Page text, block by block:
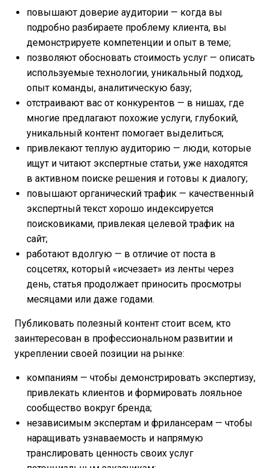
повышают доверие аудитории — когда вы
подробно разбираете проблему клиента, вы
демонстрируете компетенции и опыт в теме;
позволяют обосновать стоимость услуг — описать
используемые технологии, уникальный подход,
опыт команды, аналитическую базу;
отстраивают вас от конкурентов — в нишах, где
многие предлагают похожие услуги, глубокий,
уникальный контент помогает выделиться;
привлекают теплую аудиторию — люди, которые
ищут и читают экспертные статьи, уже находятся
в активном поиске решения и готовы к диалогу;
повышают органический трафик — качественный
экспертный текст хорошо индексируется
поисковиками, привлекая целевой трафик на
сайт;
работают вдолгую — в отличие от поста в
соцсетях, который «исчезает» из ленты через
день, статья продолжает приносить просмотры
месяцами или даже годами.
Публиковать полезный контент стоит всем, кто
заинтересован в профессиональном развитии и
укреплении своей позиции на рынке:
компаниям — чтобы демонстрировать экспертизу,
привлекать клиентов и формировать лояльное
сообщество вокруг бренда;
независимым экспертам и фрилансерам — чтобы
наращивать узнаваемость и напрямую
транслировать ценность своих услуг